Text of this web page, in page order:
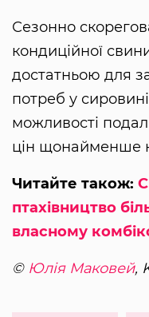
Сезонно
кондиційної
достатньою для
потреб у
можливості
цін щонайменше
Читайте також:
птахівництво
власному
© Юлія Маковей,